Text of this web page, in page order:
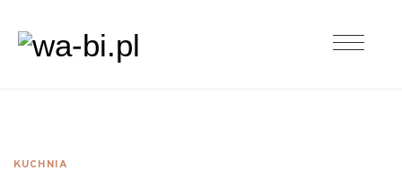
KUCHNIA